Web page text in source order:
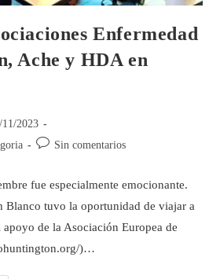
Enfermedad
Ache y HDA en
11/2023
Sin comentarios
fue especialmente emocionante.
Blanco tuvo la oportunidad de viajar a
de la Asociación Europea de
)…